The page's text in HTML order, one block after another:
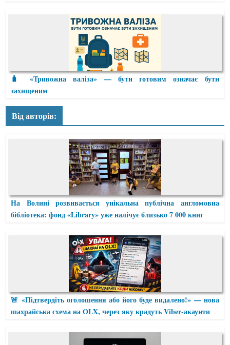
🧳 «Тривожна валіза» — бути готовим означає бути
захищеним
Від авторів:
На Волині розвивається унікальна публічна англомовна
бібліотека: фонд «Library» уже налічує близько 7 000 книг
🚨 «Підтвердіть оголошення або його буде видалено!» — нова
шахрайська схема на OLX, через яку крадуть Viber-акаунти